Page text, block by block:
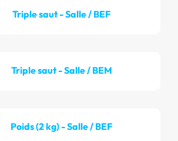
Triple saut - Salle / BEF
Triple saut - Salle / BEM
Poids (2 kg) - Salle / BEF